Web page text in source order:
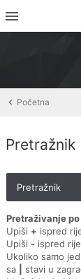
Početna
Pretražnik
Pretražnik
Pretraživanje
Upiši + ispred
Upiši - ispred
Ukoliko samo
sa
stavi u